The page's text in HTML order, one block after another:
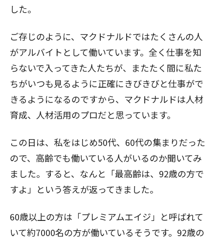
した。
ご存じのように、マクドナルドではたくさんの人
がアルバイトとして働いています。全く仕事を知
らないで入ってきた人たちが、またたく間に私た
ちがいつも見るように正確にきびきびと仕事がで
きるようになるのですから、マクドナルドは人材
育成、人材活用のプロだと思っています。
この日は、私をはじめ50代、60代の集まりだった
ので、高齢でも働いている人がいるのか聞いてみ
ました。すると、なんと「最高齢は、92歳の方で
すよ」という答えが返ってきました。
60歳以上の方は「プレミアムエイジ」と呼ばれて
いて約7000名の方が働いているそうです。92歳の